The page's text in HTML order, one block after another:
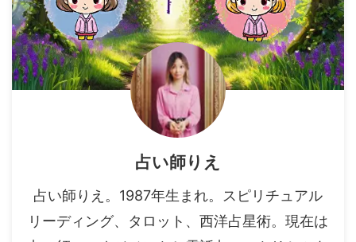
占い師りえ
占い師りえ。1987年生まれ。スピリチュアル
リーディング、タロット、西洋占星術。現在は